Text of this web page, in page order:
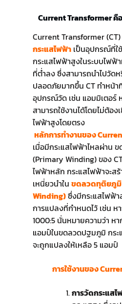
Current Transformer คือ
Current Transformer
กระแสไฟฟ้าเป็นอุปกรณ์ที่ใ
กระแสไฟฟ้าสูงในระบบไฟฟ้
ที่ต่ำลง ซึ่งสามารถนำไปวัด
ปลอดภัยมากขึ้น CT ทำหน้า
อุปกรณ์วัด เช่น แอมมิเตอ
สามารถใช้งานได้โดยไม่ต้อ
ไฟฟ้าสูงโดยตรง
หลักการทำงานของ
เมื่อมีกระแสไฟฟ้าไหลผ่าน
(Primary Winding) ของ
ไฟฟ้าหลัก กระแสไฟฟ้าจะส
เหนี่ยวนำใน ขดลวดทุติยภูมิ
Winding)ซึ่งมีกระแสไฟฟ้
การแปลงที่กำหนดไว้ เช่น ห
1000:5 นั่นหมายความว่า ห
แอมป์ในขดลวดปฐมภูมิ กร
จะถูกแปลงให้เหลือ 5 แอมป์
การใช้งานของ
การวัดกระแสไ